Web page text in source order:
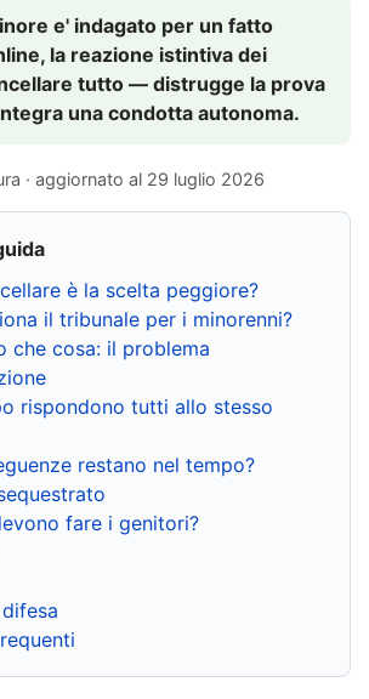
e' indagato per un fatto
la reazione istintiva dei
tutto — distrugge la prova
una condotta autonoma.
· aggiornato al 29 luglio 2026
è la scelta peggiore?
il tribunale per i minorenni?
che cosa: il problema
rispondono tutti allo stesso
restano nel tempo?
fare i genitori?